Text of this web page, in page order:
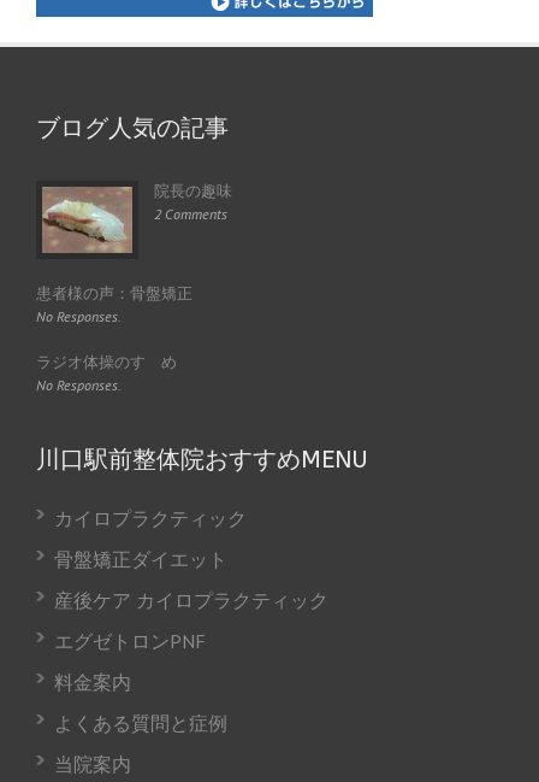
ブログ人気の記事
院長の趣味
2 Comments
患者様の声：骨盤矯正
No Responses.
ラジオ体操のすゝめ
No Responses.
川口駅前整体院おすすめMENU
カイロプラクティック
骨盤矯正ダイエット
産後ケア カイロプラクティック
エグゼトロンPNF
料金案内
よくある質問と症例
当院案内